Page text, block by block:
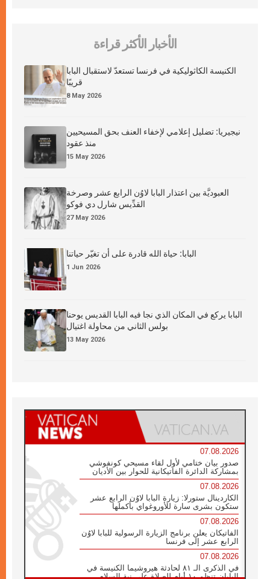
الأخبار الأكثر قراءة
الكنيسة الكاثوليكية في فرنسا تستعدّ لاستقبال البابا
قريبًا
8 May 2026
نيجيريا: تضليل إعلامي لإخفاء العنف بحق المسيحيين
منذ عقود
15 May 2026
العبوديَّة بين اعتذار البابا لاوُن الرابع عشر وصرخة
القدِّيس شارل دي فوكو
27 May 2026
البابا: حياة الله قادرة على أن تغيّر حياتنا
1 Jun 2026
البابا يركع في المكان الذي نجا فيه البابا القديس يوحنا
بولس الثاني من محاولة اغتيال
13 May 2026
07.08.2026
صدور بيان ختامي لأول لقاء مسيحي كونفوشي
بمشاركة الدائرة الفاتيكانية للحوار بين الأديان
07.08.2026
الكاردينال ستورلا: زيارة البابا لاوُن الرابع عشر
ستكون بشرى سارة للأوروغواي بأكملها
07.08.2026
الفاتيكان يعلن برنامج الزيارة الرسولية للبابا لاوُن
الرابع عشر إلى فرنسا
07.08.2026
في الذكرى الـ ٨١ لحادثة هيروشيما الكنيسة في
اليابان تنظم ١٠ أيام للصلاة على نية السلام